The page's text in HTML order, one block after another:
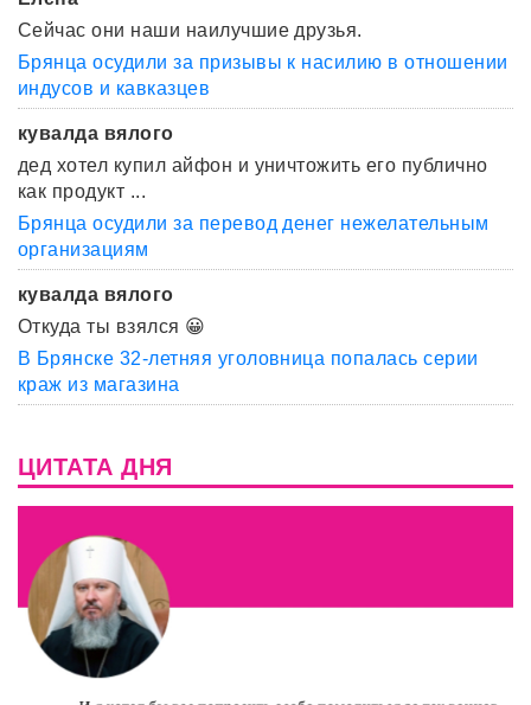
Сейчас они наши наилучшие друзья.
Брянца осудили за призывы к насилию в отношении
индусов и кавказцев
кувалда вялого
дед хотел купил айфон и уничтожить его публично
как продукт ...
Брянца осудили за перевод денег нежелательным
организациям
кувалда вялого
Откуда ты взялся 😀
В Брянске 32-летняя уголовница попалась серии
краж из магазина
ЦИТАТА ДНЯ